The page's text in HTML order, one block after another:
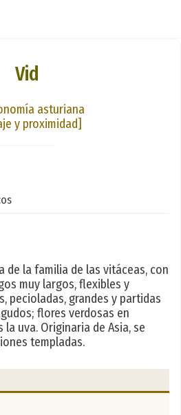
Vid
asturiana
y proximidad]
de la familia de las vitáceas, con
muy largos, flexibles y
pecioladas, grandes y partidas
flores verdosas en
uva. Originaria de Asia, se
templadas.